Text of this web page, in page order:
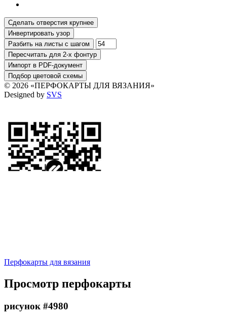
© 2026 «ПЕРФОКАРТЫ ДЛЯ ВЯЗАНИЯ»
Designed by SVS
Перфокарты для вязания
Просмотр перфокарты
рисунок #4980